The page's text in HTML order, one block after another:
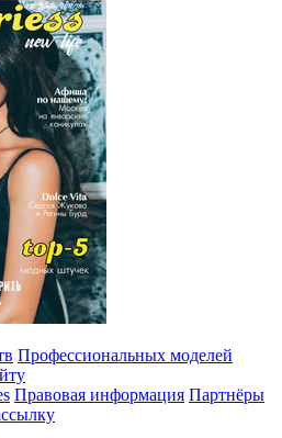
Профессиональных моделей
Правовая информация Партнёры